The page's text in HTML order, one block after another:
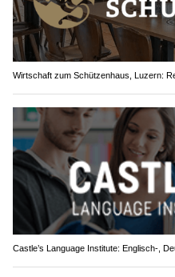
Wirtschaft zum Schützenhaus, Luzern:
Castle’s Language Institute: Englisch-,